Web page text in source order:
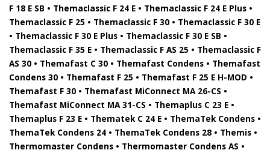
F 18 E SB • Themaclassic F 24 E • Themaclassic F 24 E Plus •
Themaclassic F 25 • Themaclassic F 30 • Themaclassic F 30 E
• Themaclassic F 30 E Plus • Themaclassic F 30 E SB •
Themaclassic F 35 E • Themaclassic F AS 25 • Themaclassic F
AS 30 • Themafast C 30 • Themafast Condens • Themafast
Condens 30 • Themafast F 25 • Themafast F 25 E H-MOD •
Themafast F 30 • Themafast MiConnect MA 26-CS •
Themafast MiConnect MA 31-CS • Themaplus C 23 E •
Themaplus F 23 E • Thematek C 24 E • ThemaTek Condens •
ThemaTek Condens 24 • ThemaTek Condens 28 • Themis •
Thermomaster Condens • Thermomaster Condens AS •